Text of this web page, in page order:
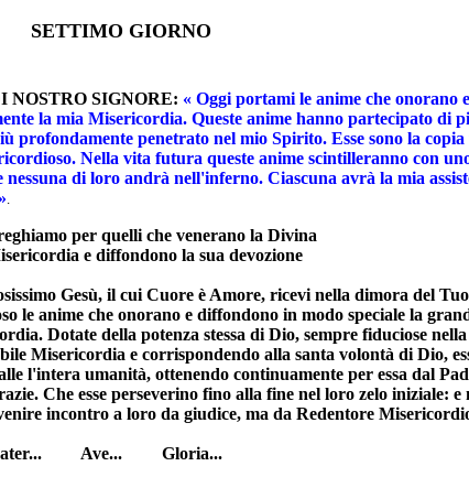
GIORNO
NOSTRO SIGNORE: « Oggi portami le anime che onorano
la mia Misericordia. Queste anime hanno partecipato di
profondamente penetrato nel mio Spirito. Esse sono la
Nella vita futura queste anime scintilleranno con
nessuna di loro andrà nell'inferno. Ciascuna avrà la mia
.
per quelli che venerano la Divina
e diffondono la sua devozione
Gesù, il cui Cuore è Amore, ricevi nella dimora del
le anime che onorano e diffondono in modo speciale la
Dotate della potenza stessa di Dio, sempre fiduciose
Misericordia e corrispondendo alla santa volontà di Dio,
l'intera umanità, ottenendo continuamente per essa dal
Che esse perseverino fino alla fine nel loro zelo iniziale: e
incontro a loro da giudice, ma da Redentore
Ave... Gloria...